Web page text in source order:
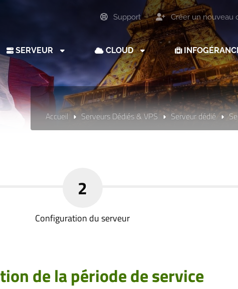
Créer un nouveau
Support
SERVEUR CLOUD
Accueil Serveurs Dédiés & VPS Serveur dédié
2
Configuration du serveur
de la période de service